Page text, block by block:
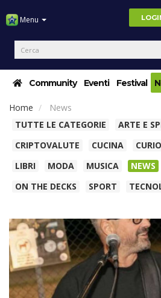
Menu
Community Eventi Festival
Home
News
TUTTE LE CATEGORIE
ARTE E
CRIPTOVALUTE
CUCINA
LIBRI
MODA MUSICA NEWS
ON THE DECKS
SPORT